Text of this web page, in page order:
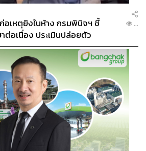
อเหตุยิงในห้าง กรมพินิจฯ ชี้
อเนื่อง ประเมินปล่อยตัว
...